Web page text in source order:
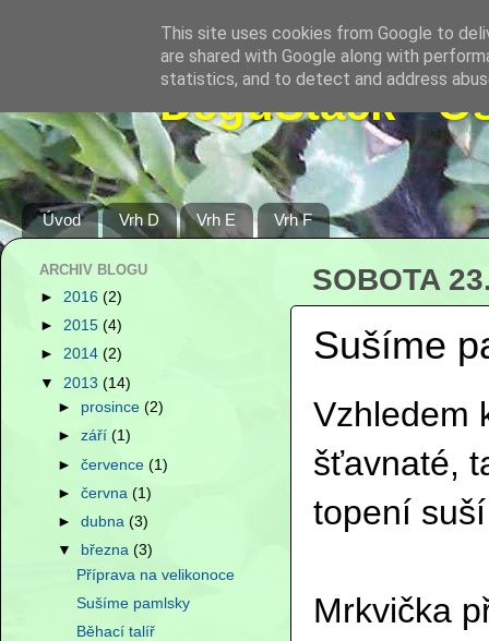
DeguStack -
Úvod Vrh D Vrh E Vrh F
SOBOTA
Sušíme
Vzhledem
šťavnaté,
topení
Mrkvička
ARCHIV BLOGU
► 2016 (2)
► 2015 (4)
► 2014 (2)
▼ 2013 (14)
► prosince(2)
►září(1)
►července(1)
►června(1)
►dubna(3)
▼
března(3)
Příprava na velikonoce
Sušíme pamlsky
Běhací talíř
This site uses cookies from Google to
are shared with Google along with
statistics, and to detect and address